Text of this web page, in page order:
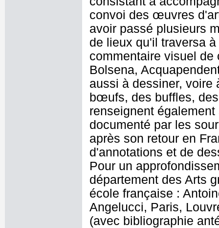
convoi des œuvres
avoir passé plusieurs
de lieux qu'il traversa
commentaire visuel de
Bolsena,
aussi à dessiner, voire
bœufs, des buffles,
renseignent
documenté par les
après son retour en
d'annotations et de
Pour un
département des Arts
école française :
Angelucci, Paris,
(avec bibliographie